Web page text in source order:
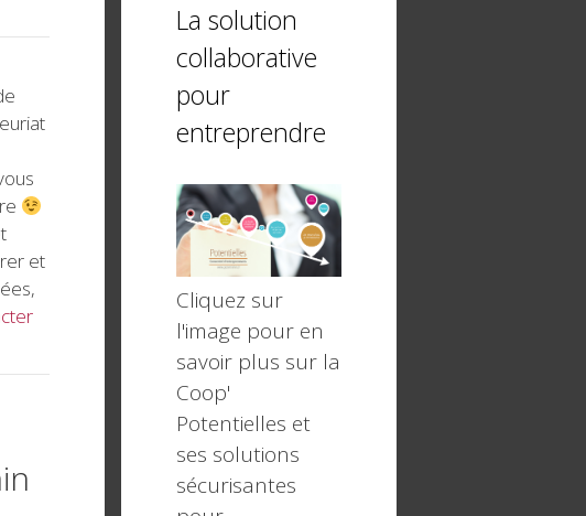
et
La solution
collaborative
pour
entreprendre
Cliquez sur
l'image pour en
savoir plus sur la
Coop'
Potentielles et
ses solutions
sécurisantes